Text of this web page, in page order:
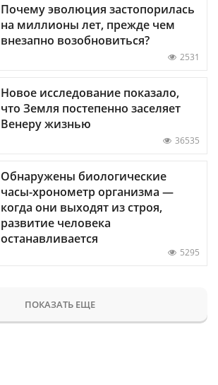
Почему эволюция застопорилась
на миллионы лет, прежде чем
внезапно возобновиться?
2531
Новое исследование показало,
что Земля постепенно заселяет
Венеру жизнью
36535
Обнаружены биологические
часы-хронометр организма —
когда они выходят из строя,
развитие человека
останавливается
5295
ПОКАЗАТЬ ЕЩЕ